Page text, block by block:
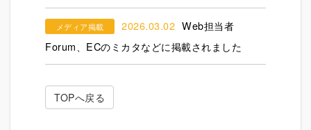
メディア掲載 2026.03.02 Web担当者
Forum、ECのミカタなどに掲載されました
TOPへ戻る